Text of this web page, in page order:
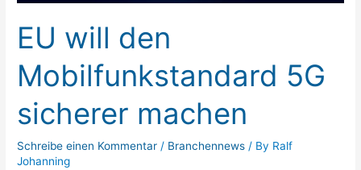
EU will den
Mobilfunkstandard 5G
sicherer machen
Schreibe einen Kommentar / Branchennews / By Ralf
Johanning